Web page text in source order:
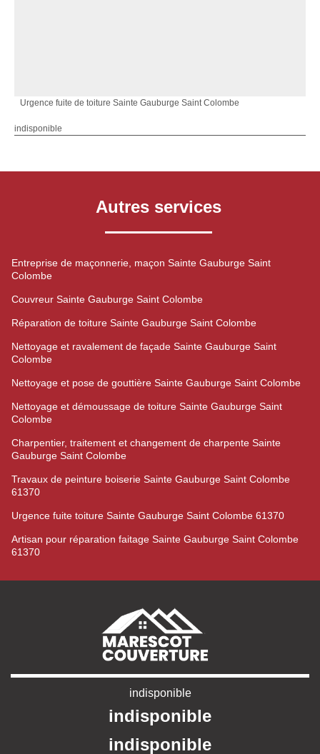
Urgence fuite de toiture Sainte Gauburge Saint Colombe
indisponible
Autres services
Entreprise de maçonnerie, maçon Sainte Gauburge Saint
Colombe
Couvreur Sainte Gauburge Saint Colombe
Réparation de toiture Sainte Gauburge Saint Colombe
Nettoyage et ravalement de façade Sainte Gauburge Saint
Colombe
Nettoyage et pose de gouttière Sainte Gauburge Saint Colombe
Nettoyage et démoussage de toiture Sainte Gauburge Saint
Colombe
Charpentier, traitement et changement de charpente Sainte
Gauburge Saint Colombe
Travaux de peinture boiserie Sainte Gauburge Saint Colombe
61370
Urgence fuite toiture Sainte Gauburge Saint Colombe 61370
Artisan pour réparation faitage Sainte Gauburge Saint Colombe
61370
indisponible
indisponible
indisponible